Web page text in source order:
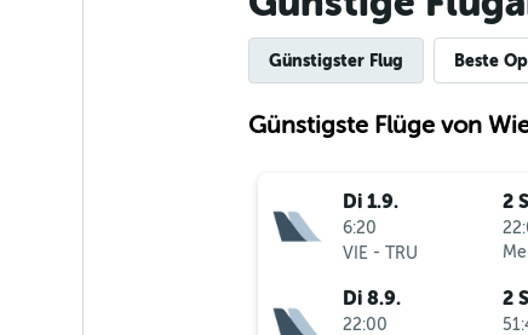
Günstigster Flug Beste
Günstigste Flüge von
Di 1.9.
6:20
VIE - TRU
2
Di 8.9.
22:00
2